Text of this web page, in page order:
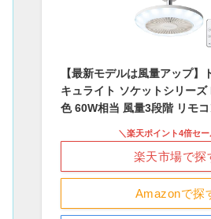
【最新モデルは風量アップ】
キュライト ソケットシリーズ
色 60W相当 風量3段階 リモ
Amazonで探
＼楽天ポイント4倍セー
楽天市場で探